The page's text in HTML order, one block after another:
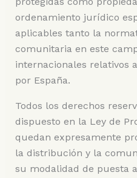
ordenamiento jurídico
aplicables tanto la
comunitaria en este
internacionales relativos
por España.
Todos los derechos
dispuesto en la Ley de
quedan expresamente
la distribución y la
su modalidad de puesta